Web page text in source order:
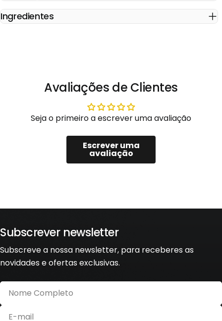
Ingredientes
Avaliações de Clientes
Seja o primeiro a escrever uma avaliação
Escrever uma
avaliação
Subscrever newsletter
Subscreve a nossa newsletter, para receberes as
novidades e ofertas exclusivas.
Nome
E-